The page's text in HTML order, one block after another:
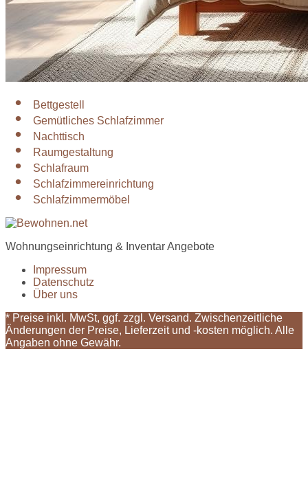
Bettgestell
Gemütliches Schlafzimmer
Nachttisch
Raumgestaltung
Schlafraum
Schlafzimmereinrichtung
Schlafzimmermöbel
Wohnungseinrichtung & Inventar Angebote
Impressum
Datenschutz
Über uns
* Preise inkl. MwSt, ggf. zzgl. Versand. Zwischenzeitliche
Änderungen der Preise, Lieferzeit und -kosten möglich. Alle
Angaben ohne Gewähr.